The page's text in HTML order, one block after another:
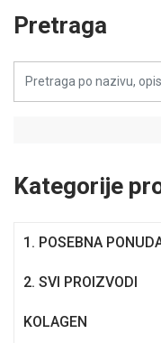
Pretraga
Kategorije
1. POSEBNA
2. SVI PROIZVODI
KOLAGEN